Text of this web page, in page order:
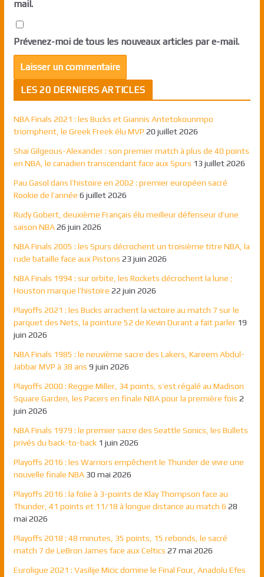
mail.
Prévenez-moi de tous les nouveaux articles par e-mail.
LES 20 DERNIERS ARTICLES
NBA Finals 2021 : les Bucks et Giannis Antetokounmpo
triomphent, le Greek Freek élu MVP 20 juillet 2026
Shai Gilgeous-Alexander : son premier match à plus de 40 points
en NBA, le canadien transcendant face aux Spurs 13 juillet 2026
Pau Gasol dans l’histoire en 2002 : premier européen sacré
Rookie de l’année 6 juillet 2026
Rudy Gobert, deuxième Français élu meilleur défenseur d’une
saison NBA 26 juin 2026
NBA Finals 2005 : les Spurs décrochent un troisième titre NBA, la
rude bataille face aux Pistons 23 juin 2026
NBA Finals 1994 : sur orbite, les Rockets décrochent la lune ;
Houston marque l’histoire 22 juin 2026
Playoffs 2021 : les Bucks arrachent la victoire au match 7 sur le
parquet des Nets, la pointure 52 de Kevin Durant a fait parler 19
juin 2026
NBA Finals 1985 : le neuvième sacre des Lakers, Kareem Abdul-
Jabbar MVP à 38 ans 9 juin 2026
Playoffs 2000 : Reggie Miller, 34 points, s’est régalé au Madison
Square Garden, les Pacers en finale NBA pour la première fois 2
juin 2026
NBA Finals 1979 : le premier sacre des Seattle Sonics, les Bullets
privés du back-to-back 1 juin 2026
Playoffs 2016 : les Warriors empêchent le Thunder de vivre une
nouvelle finale NBA 30 mai 2026
Playoffs 2016 : la folie à 3-points de Klay Thompson face au
Thunder, 41 points et 11/18 à longue distance au match 6 28
mai 2026
Playoffs 2018 : 48 minutes, 35 points, 15 rebonds, le sacré
match 7 de LeBron James face aux Celtics 27 mai 2026
Euroligue 2021 : Vasilije Micic domine le Final Four, Anadolu Efes